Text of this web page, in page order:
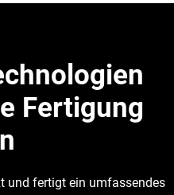
Fertigung
und fertigt ein umfassendes